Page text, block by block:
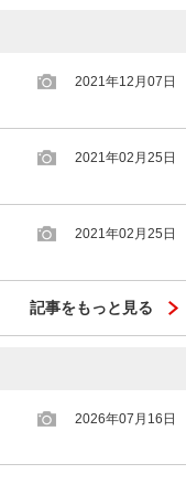
2021年12月07日
2021年02月25日
2021年02月25日
記事をもっと見る
2026年07月16日